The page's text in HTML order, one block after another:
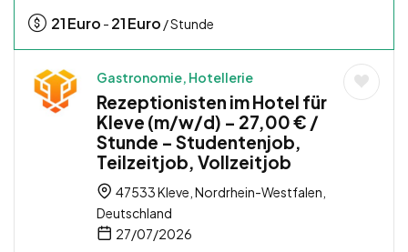
21Euro - 21Euro / Stunde
Gastronomie, Hotellerie
Rezeptionisten im Hotel für
Kleve (m/w/d) – 27,00 € /
Stunde – Studentenjob,
Teilzeitjob, Vollzeitjob
47533 Kleve, Nordrhein-Westfalen,
Deutschland
27/07/2026